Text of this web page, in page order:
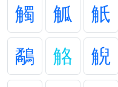
觸 觚 觗
鷸
觡 觬